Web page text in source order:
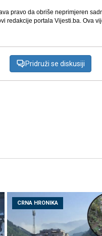
pravo da obriše neprimjeren
redakcije portala Vijesti.ba. Ova
Pridruži se diskusiji
CRNA HRONIKA